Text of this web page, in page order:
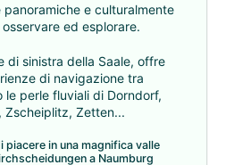
e culturalmente
ed esplorare.
di sinistra della Saale, offre
di navigazione tra
le perle fluviali di Dorndorf,
Zscheiplitz, Zetten...
piacere in una magnifica valle
a Naumburg